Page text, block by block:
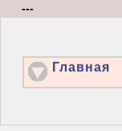
---
Главная